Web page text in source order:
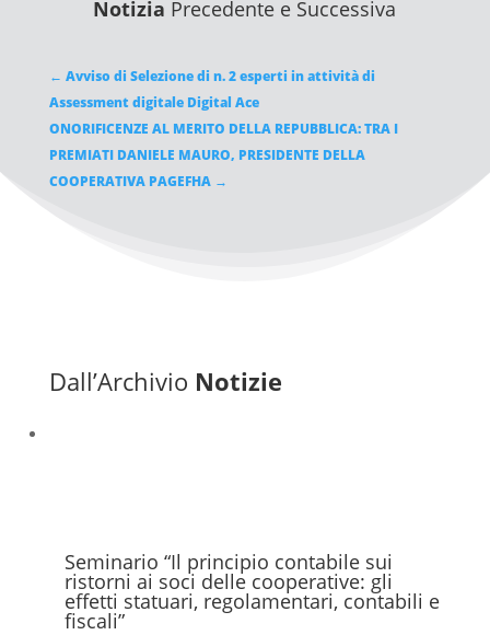
Notizia Precedente e Successiva
← Avviso di Selezione di n. 2 esperti in attività di
Assessment digitale Digital Ace
ONORIFICENZE AL MERITO DELLA REPUBBLICA: TRA I
PREMIATI DANIELE MAURO, PRESIDENTE DELLA
COOPERATIVA PAGEFHA→
Dall’Archivio Notizie
Seminario “Il principio contabile sui
ristorni ai soci delle cooperative: gli
effetti statuari, regolamentari, contabili e
fiscali”